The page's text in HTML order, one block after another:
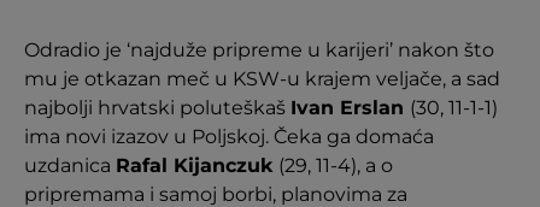
Odradio je ‘najduže pripreme u karijeri’ nakon što
mu je otkazan meč u KSW-u krajem veljače, a sad
najbolji hrvatski poluteškaš Ivan Erslan (30, 11-1-1)
ima novi izazov u Poljskoj. Čeka ga domaća
uzdanica Rafal Kijanczuk (29, 11-4), a o
pripremama i samoj borbi, planovima za